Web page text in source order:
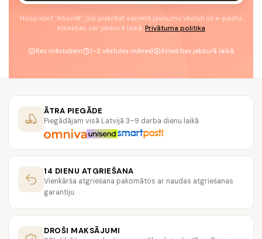
Nospiežot "Abonēt", jūs piekrītat saņemt jaunumu vēstuli uz e-pastu.
Atteikties var jebkurā laikā. Privātuma politika
Bez mēstuļiem 1–2 vēstules mēnesī Atteikties jebkurā laikā
ĀTRA PIEGĀDE
Piegādājam visā Latvijā 3–9 darba dienu laikā
14 DIENU ATGRIEŠANA
Vienkārša atgriešana pakomātos ar naudas atgriešanas
garantiju
DROŠI MAKSĀJUMI